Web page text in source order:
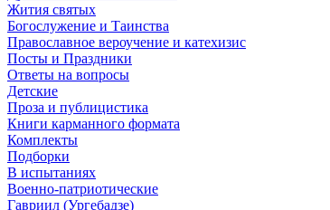
Жития святых
Богослужение и Таинства
Православное вероучение и катехизис
Посты и Праздники
Ответы на вопросы
Детские
Проза и публицистика
Книги карманного формата
Комплекты
Подборки
В испытаниях
Военно-патриотические
Гавриил (Ургебадзе)